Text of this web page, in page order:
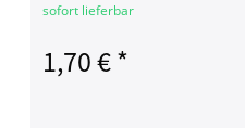
sofort lieferbar
1,70 € *